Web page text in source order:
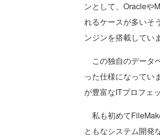
ンとして、Oracleや
れるケースが多いそ
ンジンを搭載してい
この独自のデータ
った仕様になってい
が豊富なITプロフェ
私も初めて
ともなシステム開